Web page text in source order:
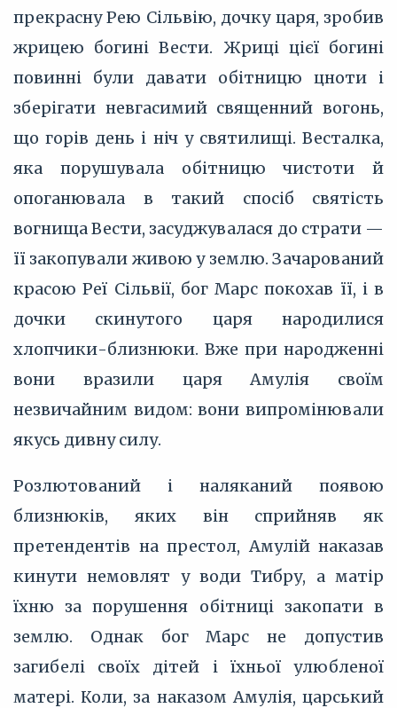
прекрасну Рею Сільвію, дочку царя, зробив
жрицею богині Вести. Жриці цієї богині
повинні були давати обітницю цноти і
зберігати невгасимий священний вогонь,
що горів день і ніч у святилищі. Весталка,
яка порушувала обітницю чистоти й
опоганювала в такий спосіб святість
вогнища Вести, засуджувалася до страти —
її закопували живою у землю. Зачарований
красою Реї Сільвії, бог Марс покохав її, і в
дочки скинутого царя народилися
хлопчики-близнюки. Вже при народженні
вони вразили царя Амулія своїм
незвичайним видом: вони випромінювали
якусь дивну силу.
Розлютований і наляканий появою
близнюків, яких він сприйняв як
претендентів на престол, Амулій наказав
кинути немовлят у води Тибру, а матір
їхню за порушення обітниці закопати в
землю. Однак бог Марс не допустив
загибелі своїх дітей і їхньої улюбленої
матері. Коли, за наказом Амулія, царський